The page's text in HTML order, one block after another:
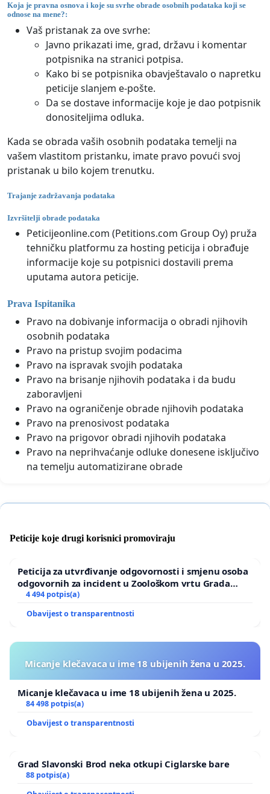
Koja je pravna osnova i koje su svrhe obrade osobnih podataka koji se
odnose na mene?:
Vaš pristanak za ove svrhe:
Javno prikazati ime, grad, državu i komentar
potpisnika na stranici potpisa.
Kako bi se potpisnika obavještavalo o napretku
peticije slanjem e-pošte.
Da se dostave informacije koje je dao potpisnik
donositeljima odluka.
Kada se obrada vaših osobnih podataka temelji na
vašem vlastitom pristanku, imate pravo povući svoj
pristanak u bilo kojem trenutku.
Trajanje zadržavanja podataka
Izvršitelji obrade podataka
Peticijeonline.com (Petitions.com Group Oy) pruža
tehničku platformu za hosting peticija i obrađuje
informacije koje su potpisnici dostavili prema
uputama autora peticije.
Prava Ispitanika
Pravo na dobivanje informacija o obradi njihovih
osobnih podataka
Pravo na pristup svojim podacima
Pravo na ispravak svojih podataka
Pravo na brisanje njihovih podataka i da budu
zaboravljeni
Pravo na ograničenje obrade njihovih podataka
Pravo na prenosivost podataka
Pravo na prigovor obradi njihovih podataka
Pravo na neprihvaćanje odluke donesene isključivo
na temelju automatizirane obrade
Peticije koje drugi korisnici promoviraju
Peticija za utvrđivanje odgovornosti i smjenu osoba
odgovornih za incident u Zoološkom vrtu Grada
Zagreba
4 494 potpis(a)
Obavijest o transparentnosti
Micanje klečavaca u ime 18 ubijenih žena u 2025.
Micanje klečavaca u ime 18 ubijenih žena u 2025.
84 498 potpis(a)
Obavijest o transparentnosti
Grad Slavonski Brod neka otkupi Ciglarske bare
88 potpis(a)